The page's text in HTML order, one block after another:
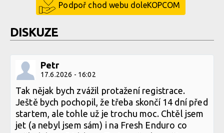
Podpoř chod webu doleKOPCOM
DISKUZE
Petr
17.6.2026 - 16:02
Tak nějak bych zvážil protažení registrace.
Ještě bych pochopil, že třeba skončí 14 dní před
startem, ale tohle už je trochu moc. Chtěl jsem
jet (a nebyl jsem sám) i na Fresh Enduro co